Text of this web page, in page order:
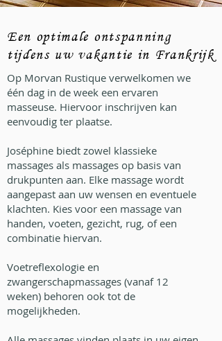
Een optimale ontspanning
tijdens uw vakantie in Frankrijk
Op Morvan Rustique verwelkomen we
één dag in de week een ervaren
masseuse. Hiervoor inschrijven kan
eenvoudig ter plaatse.
Joséphine biedt zowel klassieke
massages als massages op basis van
drukpunten aan. Elke massage wordt
aangepast aan uw wensen en eventuele
klachten. Kies voor een massage van
handen, voeten, gezicht, rug, of een
combinatie hiervan.
Voetreflexologie en
zwangerschapmassages (vanaf 12
weken) behoren ook tot de
mogelijkheden.